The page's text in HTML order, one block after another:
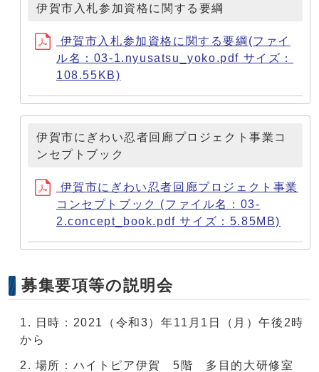
伊賀市入札参加資格に関する要綱
伊賀市入札参加資格に関する要綱(ファイ
ル名：03-1.nyusatsu_yoko.pdf サイズ：
108.55KB)
伊賀市にぎわい忍者回廊プロジェクト事業コ
ンセプトブック
伊賀市にぎわい忍者回廊プロジェクト事業
コンセプトブック (ファイル名：03-
2.concept_book.pdf サイズ：5.85MB)
募集要項等の説明会
日時：2021（令和3）年11月1日（月）午後2時
から
場所：ハイトピア伊賀 5階 多目的大研修室